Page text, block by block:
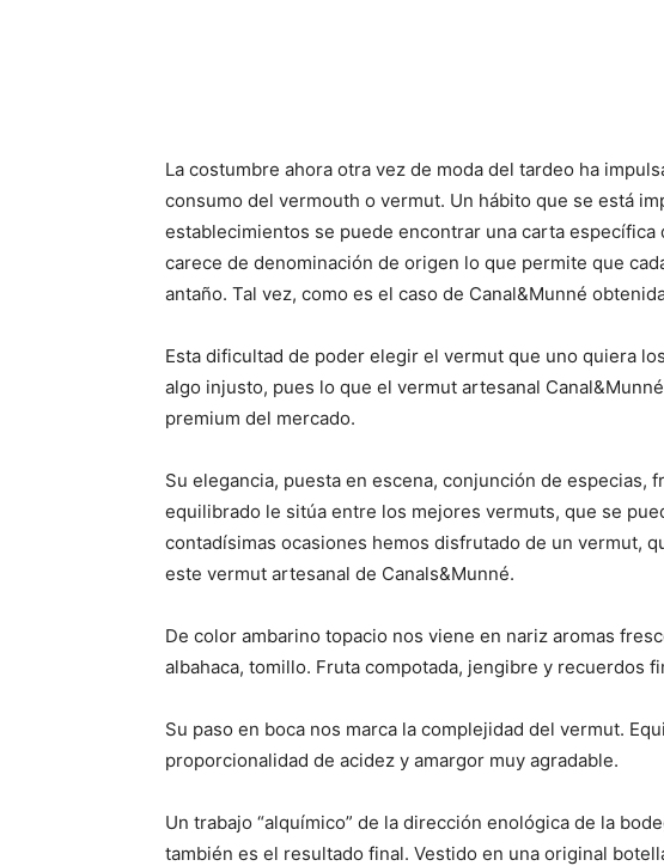
La costumbre ahora otra vez de moda del tardeo ha
consumo del vermouth o vermut. Un hábito que se está
establecimientos se puede encontrar una carta específica
carece de denominación de origen lo que permite que
antaño. Tal vez, como es el caso de Canal&Munné
Esta dificultad de poder elegir el vermut que uno quiera
algo injusto, pues lo que el vermut artesanal
premium del mercado.
Su elegancia, puesta en escena, conjunción de especias,
equilibrado le sitúa entre los mejores vermuts, que se
contadísimas ocasiones hemos disfrutado de un vermut,
este vermut artesanal de Canals&Munné.
De color ambarino topacio nos viene en nariz aromas
albahaca, tomillo. Fruta compotada, jengibre y recuerdos
Su paso en boca nos marca la complejidad del vermut.
proporcionalidad de acidez y amargor muy agradable.
Un trabajo “alquímico” de la dirección enológica de la
también es el resultado final. Vestido en una original